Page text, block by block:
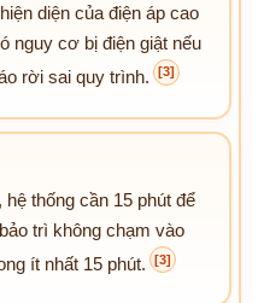
diện của điện áp cao
nguy cơ bị điện giật nếu
rời sai quy trình.
[3]
thống cần 15 phút để
trì không chạm vào
ít nhất 15 phút.
[3]